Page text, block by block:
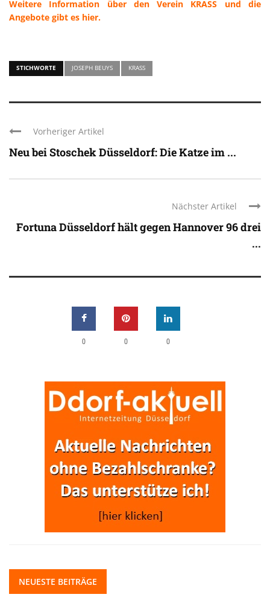
Weitere Information über den Verein KRASS und die
Angebote gibt es hier.
STICHWORTE JOSEPH BEUYS KRASS
Vorheriger Artikel
Neu bei Stoschek Düsseldorf: Die Katze im ...
Nächster Artikel
Fortuna Düsseldorf hält gegen Hannover 96 drei
...
0 0 0
NEUESTE BEITRÄGE